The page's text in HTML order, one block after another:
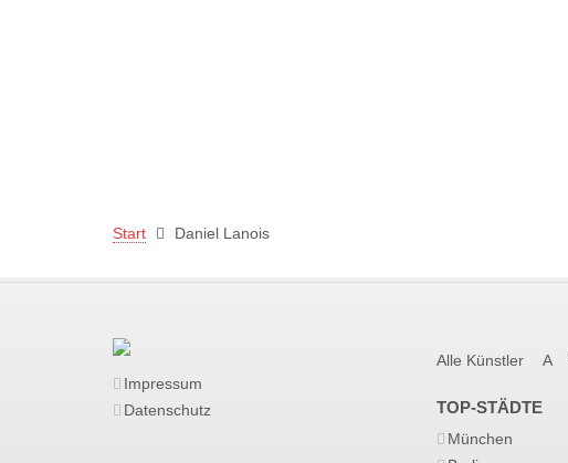
Start Daniel Lanois
Impressum
Datenschutz
Alle Künstler A
TOP-STÄDTE
München